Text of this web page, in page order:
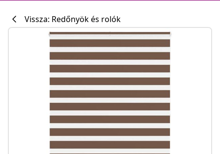
Vissza: Redőnyök és rolók